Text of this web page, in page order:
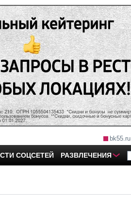
bk55.ru
СОЦСЕТЕЙ РАЗВЛЕЧЕНИЯ